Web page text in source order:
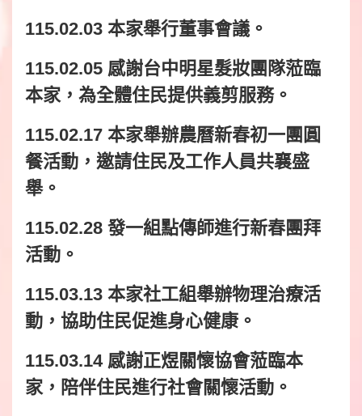
115.02.03 本家舉行董事會議。
115.02.05 感謝台中明星髮妝團隊蒞臨
本家，為全體住民提供義剪服務。
115.02.17 本家舉辦農曆新春初一團圓
餐活動，邀請住民及工作人員共襄盛
舉。
115.02.28 發一組點傳師進行新春團拜
活動。
115.03.13 本家社工組舉辦物理治療活
動，協助住民促進身心健康。
115.03.14 感謝正煜關懷協會蒞臨本
家，陪伴住民進行社會關懷活動。